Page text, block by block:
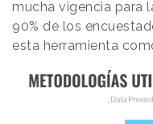
mucha vigencia para
90% de los
esta herramienta